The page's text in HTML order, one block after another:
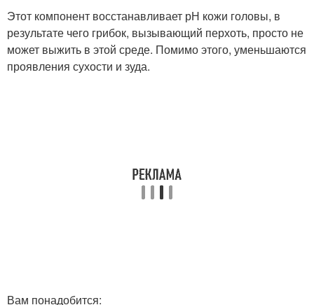
Этот компонент восстанавливает рН кожи головы, в
результате чего грибок, вызывающий перхоть, просто не
может выжить в этой среде. Помимо этого, уменьшаются
проявления сухости и зуда.
Вам понадобится: